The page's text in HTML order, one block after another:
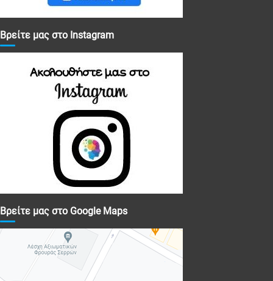
Βρείτε μας στο Instagram
Βρείτε μας στο Google Maps